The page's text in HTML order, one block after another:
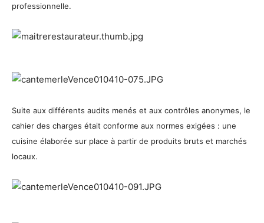
professionnelle.
Suite aux différents audits menés et aux contrôles anonymes, le
cahier des charges était conforme aux normes exigées : une
cuisine élaborée sur place à partir de produits bruts et marchés
locaux.